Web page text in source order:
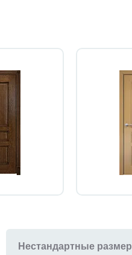
Нестандартные